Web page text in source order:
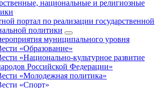
национальные и религиозные
портал по реализации государственной
политики
муниципального уровня
«Образование»
«Национально-культурное развитие
Российской Федерации»
«Молодежная политика»
«Спорт»